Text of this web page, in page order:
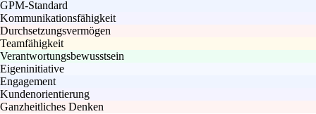
GPM-Standard
Kommunikationsfähigkeit
Durchsetzungsvermögen
Teamfähigkeit
Verantwortungsbewusstsein
Eigeninitiative
Engagement
Kundenorientierung
Ganzheitliches Denken